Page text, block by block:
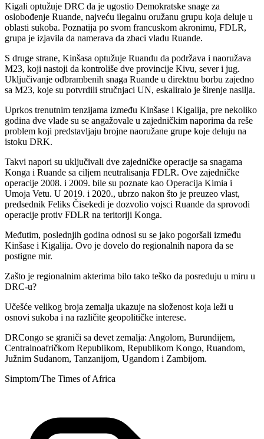
Kigali optužuje DRC da je ugostio Demokratske snage za
oslobođenje Ruande, najveću ilegalnu oružanu grupu koja deluje u
oblasti sukoba. Poznatija po svom francuskom akronimu, FDLR,
grupa je izjavila da namerava da zbaci vladu Ruande.
S druge strane, Kinšasa optužuje Ruandu da podržava i naoružava
M23, koji nastoji da kontroliše dve provincije Kivu, sever i jug.
Uključivanje odbrambenih snaga Ruande u direktnu borbu zajedno
sa M23, koje su potvrdili stručnjaci UN, eskaliralo je širenje nasilja.
Uprkos trenutnim tenzijama između Kinšase i Kigalija, pre nekoliko
godina dve vlade su se angažovale u zajedničkim naporima da reše
problem koji predstavljaju brojne naoružane grupe koje deluju na
istoku DRK.
Takvi napori su uključivali dve zajedničke operacije sa snagama
Konga i Ruande sa ciljem neutralisanja FDLR. Ove zajedničke
operacije 2008. i 2009. bile su poznate kao Operacija Kimia i
Umoja Vetu. U 2019. i 2020., ubrzo nakon što je preuzeo vlast,
predsednik Feliks Čisekedi je dozvolio vojsci Ruande da sprovodi
operacije protiv FDLR na teritoriji Konga.
Međutim, poslednjih godina odnosi su se jako pogoršali između
Kinšase i Kigalija. Ovo je dovelo do regionalnih napora da se
postigne mir.
Zašto je regionalnim akterima bilo tako teško da posreduju u miru u
DRC-u?
Učešće velikog broja zemalja ukazuje na složenost koja leži u
osnovi sukoba i na različite geopolitičke interese.
DRCongo se graniči sa devet zemalja: Angolom, Burundijem,
Centralnoafričkom Republikom, Republikom Kongo, Ruandom,
Južnim Sudanom, Tanzanijom, Ugandom i Zambijom.
Simptom/The Times of Africa